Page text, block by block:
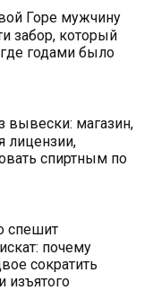
Горе мужчину
забор, который
годами было
вывески: магазин,
лицензии,
спиртным по
спешит
почему
сократить
изъятого